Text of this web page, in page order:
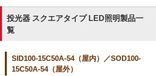
投光器 スクエアタイプ LED照明製品一
覧
SID100-15C50A-54（屋内）／SOD100-
15C50A-54（屋外）